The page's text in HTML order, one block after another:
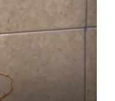
шарика и
аккуратный
слегка